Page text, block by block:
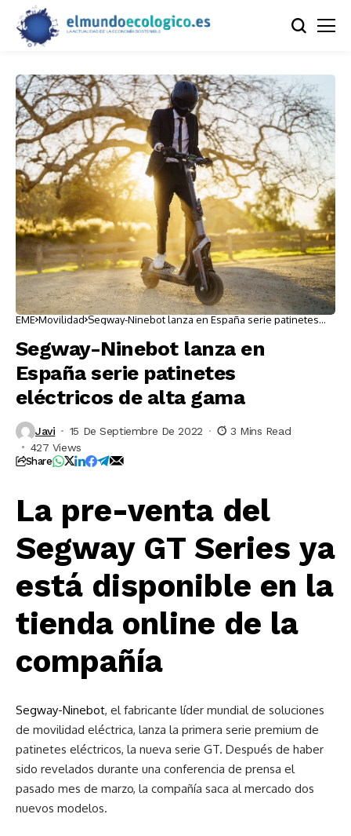
EME Movilidad Segway-Ninebot lanza en España serie patinetes
Segway-Ninebot lanza en
España serie patinetes
eléctricos de alta gama
Javi 15 De Septiembre De 2022
3 Mins Read
427 Views
Share
La pre-venta del
Segway GT Series ya
está disponible en la
tienda online de la
compañía
Segway-Ninebot, el fabricante líder mundial de soluciones
de movilidad eléctrica, lanza la primera serie premium de
patinetes eléctricos, la nueva serie GT. Después de haber
sido revelados durante una conferencia de prensa el
pasado mes de marzo, la compañía saca al mercado dos
nuevos modelos.